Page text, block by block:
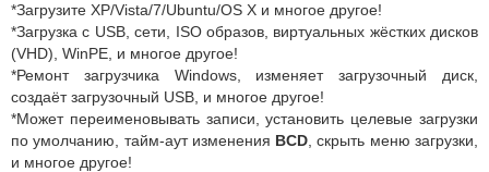
*Загрузите XP/Vista/7/Ubuntu/OS X и многое другое!
*Загрузка с USB, сети, ISO образов, виртуальных жёстких дисков
(VHD), WinPE, и многое другое!
*Ремонт загрузчика Windows, изменяет загрузочный диск,
создаёт загрузочный USB, и многое другое!
*Может переименовывать записи, установить целевые загрузки
по умолчанию, тайм-аут изменения BCD , скрыть меню загрузки,
и многое другое!